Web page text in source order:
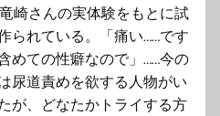
崎さんの実体験をもとに試
られている。「痛い……です
めての性癖なので」……今の
尿道責めを欲する人物がい
が、どなたかトライする方